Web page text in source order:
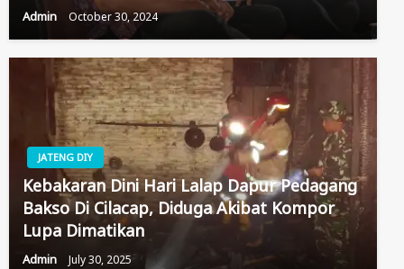
Admin October 30, 2024
JATENG DIY
Kebakaran Dini Hari Lalap Dapur Pedagang
Bakso Di Cilacap, Diduga Akibat Kompor
Lupa Dimatikan
Admin July 30, 2025